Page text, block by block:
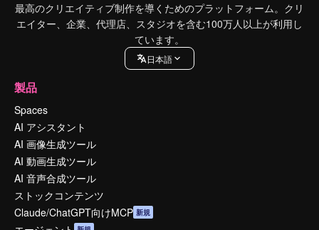
最高のクリエイティブ制作を導くためのプラットフォーム。クリ
エイター、企業、代理店、スタジオを含む100万人以上が利用し
ています。
日本語
製品
Spaces
AI アシスタント
AI 画像生成ツール
AI 動画生成ツール
AI 音声合成ツール
ストックコンテンツ
Claude/ChatGPT向けMCP 新規